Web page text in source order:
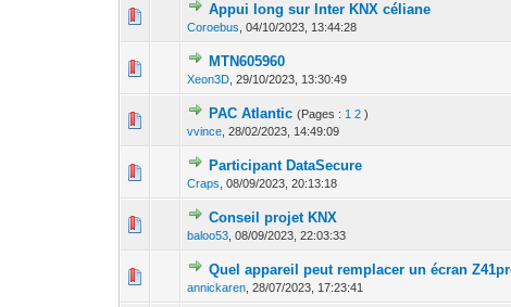
Appui long sur Inter KNX céliane
Coroebus ,04/10/2023, 13:44:28
0 Votes - 0 sur 5 en
MTN605960
Xeon3D ,29/10/2023, 13:30:49
PAC Atlantic (Pages : 1 2 )
vvince ,28/02/2023, 14:49:09
0 Votes - 0 sur 5 en
Participant DataSecure
Craps ,08/09/2023, 20:13:18
Conseil projet KNX
baloo53 ,08/09/2023, 22:03:33
Quel appareil peut remplacer un écran
annickaren ,28/07/2023, 17:23:41
0 Votes - 0 sur 5 en
12345